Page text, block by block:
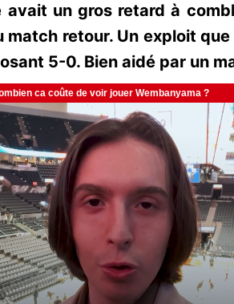
avait un gros retard à
match retour. Un exploit que
5-0. Bien aidé par un